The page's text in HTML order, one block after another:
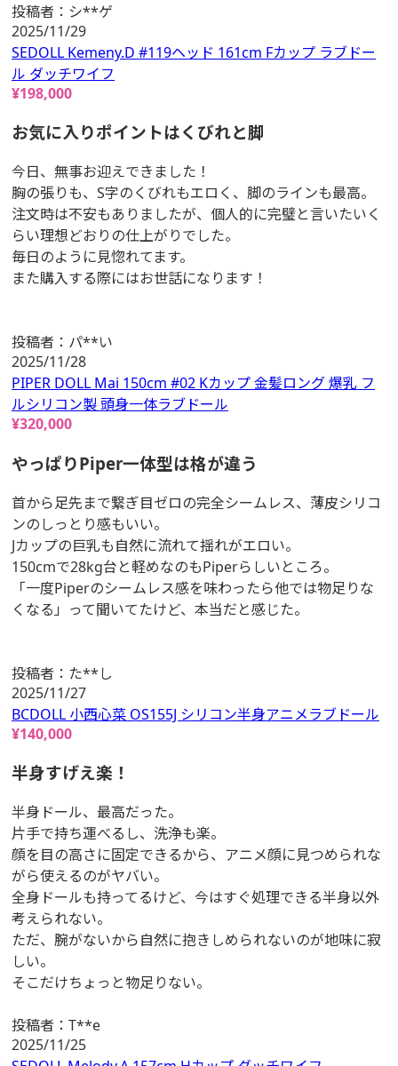
投稿者： シ**ゲ
2025/11/29
SEDOLL Kemeny.D #119ヘッド 161cm Fカップ ラブドー
ル ダッチワイフ
¥198,000
お気に入りポイントはくびれと脚
今日、無事お迎えできました！
胸の張りも、S字のくびれもエロく、脚のラインも最高。
注文時は不安もありましたが、個人的に完璧と言いたいく
らい理想どおりの仕上がりでした。
毎日のように見惚れてます。
また購入する際にはお世話になります！
投稿者： パ**い
2025/11/28
PIPER DOLL Mai 150cm #02 Kカップ 金髪ロング 爆乳 フ
ルシリコン製 頭身一体ラブドール
¥320,000
やっぱりPiper一体型は格が違う
首から足先まで繋ぎ目ゼロの完全シームレス、薄皮シリコ
ンのしっとり感もいい。
Jカップの巨乳も自然に流れて揺れがエロい。
150cmで28kg台と軽めなのもPiperらしいところ。
「一度Piperのシームレス感を味わったら他では物足りな
くなる」って聞いてたけど、本当だと感じた。
投稿者： た**し
2025/11/27
BCDOLL 小西心菜 OS155J シリコン半身アニメラブドール
¥140,000
半身すげえ楽！
半身ドール、最高だった。
片手で持ち運べるし、洗浄も楽。
顔を目の高さに固定できるから、アニメ顔に見つめられな
がら使えるのがヤバい。
全身ドールも持ってるけど、今はすぐ処理できる半身以外
考えられない。
ただ、腕がないから自然に抱きしめられないのが地味に寂
しい。
そこだけちょっと物足りない。
投稿者： T**e
2025/11/25